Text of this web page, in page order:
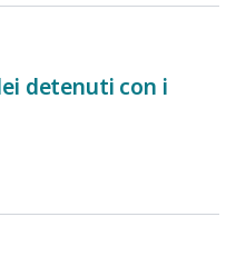
detenuti con i